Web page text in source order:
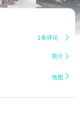
1条评论 
简介 
地图 